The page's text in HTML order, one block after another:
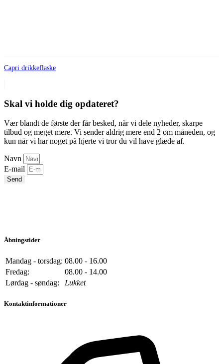
Capri drikkeflaske
Skal vi holde dig opdateret?
Vær blandt de første der får besked, når vi dele nyheder, skarpe
tilbud og meget mere. Vi sender aldrig mere end 2 om måneden, og
kun når vi har noget på hjerte vi tror du vil have glæde af.
Navn
E-mail
Send
Åbningstider
Mandag - torsdag: 08.00 - 16.00
Fredag:
08.00 - 14.00
Lørdag - søndag:
Lukket
Kontaktinformationer